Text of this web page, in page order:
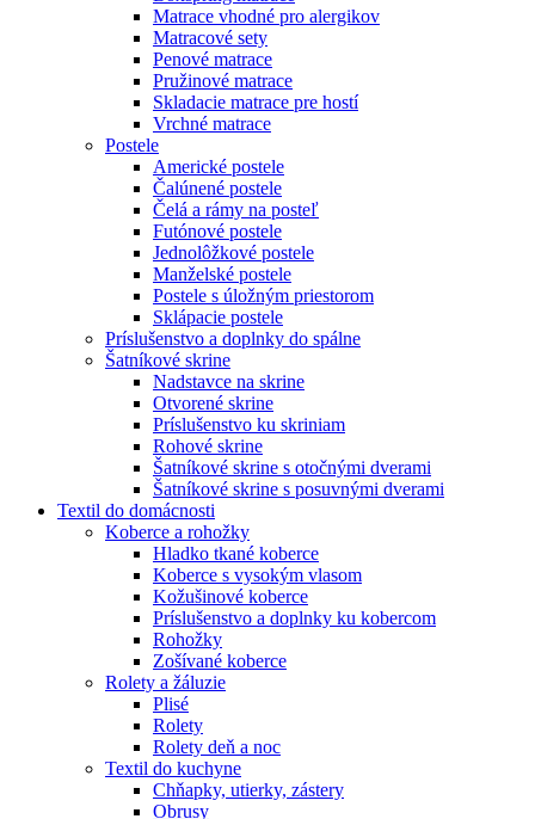
Matrace vhodné pro alergikov
Matracové sety
Penové matrace
Pružinové matrace
Skladacie matrace pre hostí
Vrchné matrace
Postele
Americké postele
Čalúnené postele
Čelá a rámy na posteľ
Futónové postele
Jednolôžkové postele
Manželské postele
Postele s úložným priestorom
Sklápacie postele
Príslušenstvo a doplnky do spálne
Šatníkové skrine
Nadstavce na skrine
Otvorené skrine
Príslušenstvo ku skriniam
Rohové skrine
Šatníkové skrine s otočnými dverami
Šatníkové skrine s posuvnými dverami
Textil do domácnosti
Koberce a rohožky
Hladko tkané koberce
Koberce s vysokým vlasom
Kožušinové koberce
Príslušenstvo a doplnky ku kobercom
Rohožky
Zošívané koberce
Rolety a žáluzie
Plisé
Rolety
Rolety deň a noc
Textil do kuchyne
Chňapky, utierky, zástery
Obrusy